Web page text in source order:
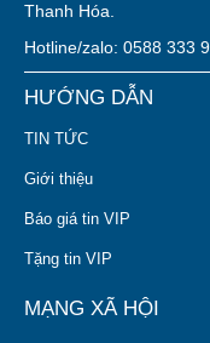
Thanh Hóa.
Hotline/zalo: 0588 333
HƯỚNG DẪN
TIN TỨC
Giới thiệu
Báo giá tin VIP
Tặng tin VIP
MẠNG XÃ HỘI